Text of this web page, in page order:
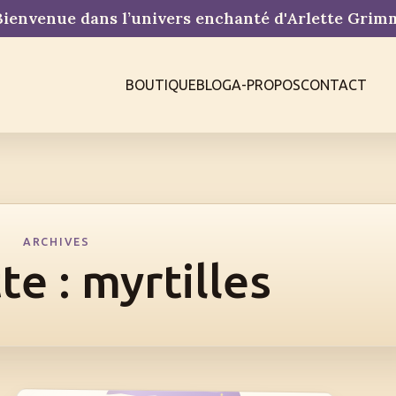
dans l’univers enchanté d'Arlette
BOUTIQUEBLOGA-PROPOSCONTACT
ARCHIVES
: myrtilles